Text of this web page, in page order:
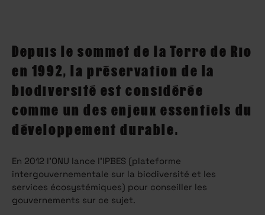
Depuis le sommet de la Terre de Rio
en 1992, la préservation de la
biodiversité est considérée
comme un des enjeux essentiels du
développement durable.
En 2012 l’ONU lance l’IPBES (plateforme
intergouvernementale sur la biodiversité et les
services écosystémiques) pour conseiller les
gouvernements sur ce sujet.